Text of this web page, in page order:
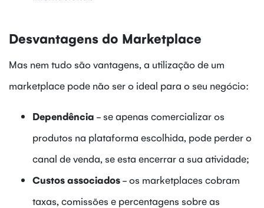
Desvantagens do Marketplace
Mas nem tudo são vantagens, a utilização de um
marketplace pode não ser o ideal para o seu negócio:
Dependência - se apenas comercializar os
produtos na plataforma escolhida, pode perder o
canal de venda, se esta encerrar a sua atividade;
Custos associados- os marketplaces cobram
taxas, comissões e percentagens sobre as